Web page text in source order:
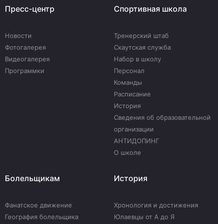
Пресс-центр
Новости
Фотогалерея
Видеогалерея
Программки
Спортивная школа
Тренерский штаб
Скаутская служба
Набор в школу
Персонал
Команды
Расписание
История
Сведения об образовательной
организации
АНТИДОПИНГ
О школе
Болельщикам
Фанатское движение
География болельщика
История
Хронология и достижения
Юлаевцы от А до Я